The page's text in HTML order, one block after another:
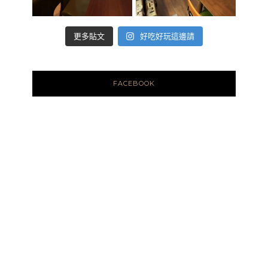
更多貼文 好吃好玩這邊請
FACEBOOK